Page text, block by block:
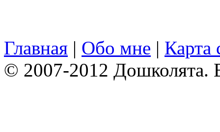
Главная | Обо мне | Карта
© 2007-2012 Дошколята.